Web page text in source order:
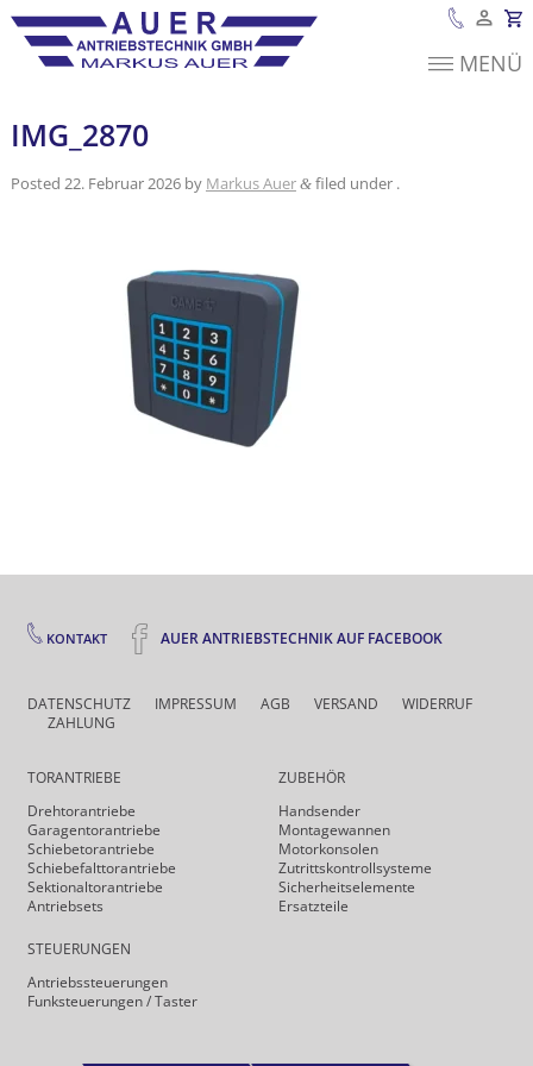
Es befinden sichMENÜ
IMG_2870
Posted 22. Februar 2026by Markus Auer &filed under .
KONTAKT AUER ANTRIEBSTECHNIK AUF FACEBOOK
DATENSCHUTZ IMPRESSUM AGB VERSAND
WIDERRUF
ZAHLUNG
TORANTRIEBE
Drehtor­antriebe
Garagentorantriebe
Schiebetorantriebe
Schiebefalt­torantriebe
Sektionaltorantriebe
Antriebsets
STEUERUNGEN
Antriebs­steuerungen
Funk­steuerungen / Taster
ZUBEHÖR
Handsender
Montagewannen
Motorkonsolen
Zutrittskontrollsysteme
Sicherheits­elemente
Ersatzteile